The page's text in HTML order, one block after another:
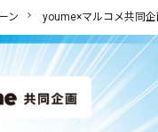
ン youme×マルコメ共同企